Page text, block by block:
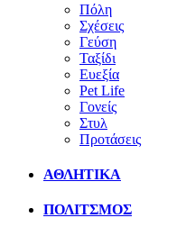
Πόλη
Σχέσεις
Γεύση
Ταξίδι
Ευεξία
Pet Life
Γονείς
Στυλ
Προτάσεις
ΑΘΛΗΤΙΚΑ
ΠΟΛΙΤΣΜΟΣ